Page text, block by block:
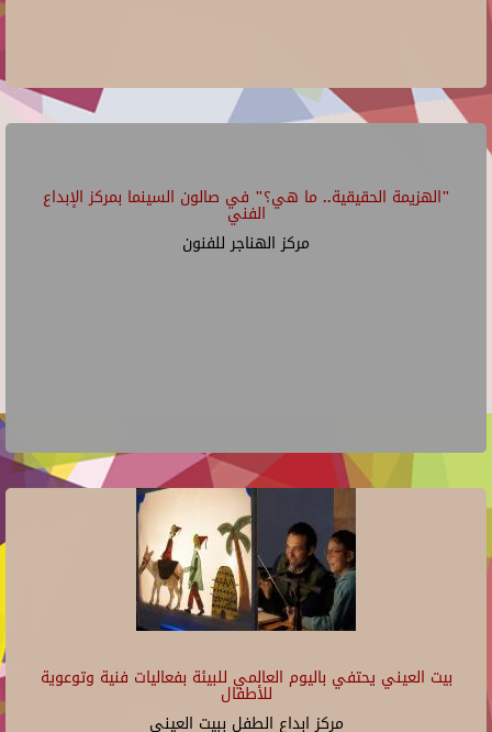
"الهزيمة الحقيقية.. ما هي؟" في صالون السينما بمركز الإبداع
الفني
مركز الهناجر للفنون
بيت العيني يحتفي باليوم العالمي للبيئة بفعاليات فنية وتوعوية
للأطفال
مركز ابداع الطفل ببيت العينى